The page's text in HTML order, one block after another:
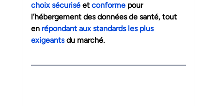
choix sécurisé et conforme pour
l’hébergement des données de santé, tout
en répondant aux standards les plus
exigeants du marché.